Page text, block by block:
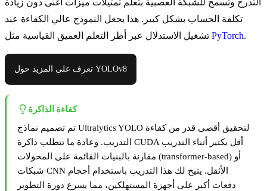
التدرج وتسمح للشبكة العصبية بتعلم تمثيلات ميزات أغنى دون زيادة
تكلفة الحساب بشكل كبير. هذا يجعل النموذج عالي الكفاءة عند
PyTorch.
تعرف على المزيد حول YOLOv8
كفاءة الذاكرة
تم تصميم نماذج Ultralytics YOLO لتحقيق أقصى قدر من كفاءة
التدريب. وعادة ما تتطلب ذاكرة CUDA أقل بكثير أثناء التدريب
مقارنة بالبنيات القائمة على المحولات (transformer-based) أو
شبكات CNN الأثقل. يتيح لك هذا التدريب باستخدام أحجام
دفعات أكبر على أجهزة المستهلكين، مما يسرع دورة التطوير